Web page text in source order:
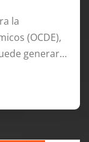
la
(OCDE),
generar…